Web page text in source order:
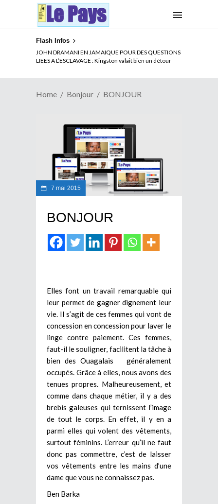
Flash Infos
JOHN DRAMANI EN JAMAIQUE POUR DES QUESTIONS
LIEES A L’ESCLAVAGE : Kingston valait bien un détour
Home Bonjour BONJOUR
7 mai 2015
BONJOUR
Elles font un travail remarquable qui
leur permet de gagner dignement leur
vie. Il s’agit de ces femmes qui vont de
concession en concession pour laver le
linge contre paiement. Ces femmes,
faut-il le souligner, facilitent la tâche à
bien des Ouagalais généralement
occupés. Grâce à elles, nous avons des
tenues propres. Malheureusement, et
comme dans chaque métier, il y a des
brebis galeuses qui ternissent l’image
de tout le corps. En effet, il y en a
parmi elles qui volent des vêtements,
surtout féminins. L’erreur qu’il ne faut
donc pas commettre, c’est de laisser
vos vêtements entre les mains d’une
dame que vous ne connaissez pas.
Ben Barka